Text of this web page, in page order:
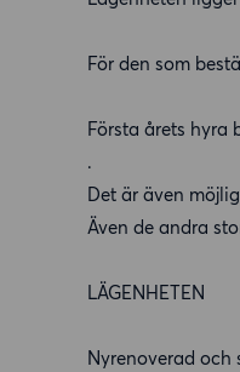
För den som
Första årets hyra
.
Det är även
Även de andra
LÄGENHETEN
Nyrenoverad och